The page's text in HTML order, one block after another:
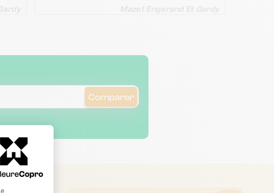
: Personnalisez vos Options
Mazet Engerand Et Gardy
Comparer